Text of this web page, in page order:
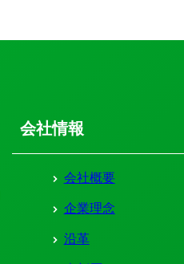
会社情報
会社概要
企業理念
沿革